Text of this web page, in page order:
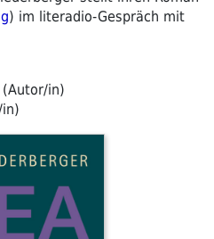
) im literadio-Gespräch mit
in)